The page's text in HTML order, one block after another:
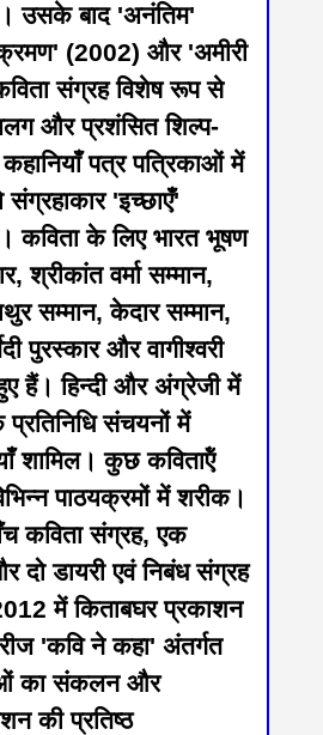
उसके बाद 'अनंतिम'
(2002) और 'अमीरी
संग्रह विशेष रूप से
और प्रशंसित शिल्प-
पत्र पत्रिकाओं में
'इच्छाएँ'
के लिए भारत भूषण
श्रीकांत वर्मा सम्‍मान,
सम्‍मान, केदार सम्मान,
पुरस्‍कार और वागीश्‍वरी
हैं। हिन्‍दी और अंग्रेजी में
संचयनों में
शामिल। कुछ कविताऍं
पाठयक्रमों में शरीक।
कविता संग्रह, एक
दो डायरी एवं निबंध संग्रह
में किताबघर प्रकाशन
'कवि ने कहा' अंतर्गत
का संकलन और
की प्रतिष्ठ